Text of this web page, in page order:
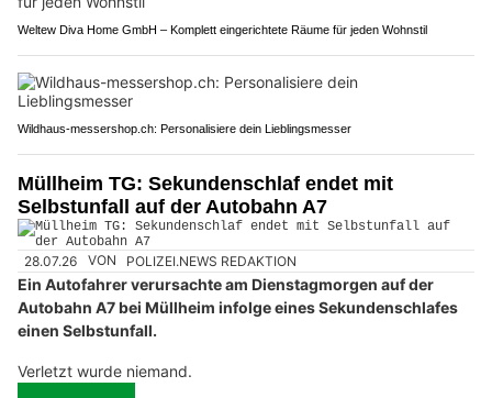
Weltew Diva Home GmbH – Komplett eingerichtete Räume für jeden Wohnstil
Wildhaus-messershop.ch: Personalisiere dein Lieblingsmesser
Müllheim TG: Sekundenschlaf endet mit
Selbstunfall auf der Autobahn A7
28.07.26 VON POLIZEI.NEWS REDAKTION
Ein Autofahrer verursachte am Dienstagmorgen auf der
Autobahn A7 bei Müllheim infolge eines Sekundenschlafes
einen Selbstunfall.
Verletzt wurde niemand.